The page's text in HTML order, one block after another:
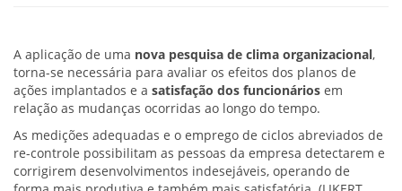
A aplicação de uma nova pesquisa de clima organizacional,
torna-se necessária para avaliar os efeitos dos planos de
ações implantados e a satisfação dos funcionários em
relação as mudanças ocorridas ao longo do tempo.
As medições adequadas e o emprego de ciclos abreviados de
re-controle possibilitam as pessoas da empresa detectarem e
corrigirem desenvolvimentos indesejáveis, operando de